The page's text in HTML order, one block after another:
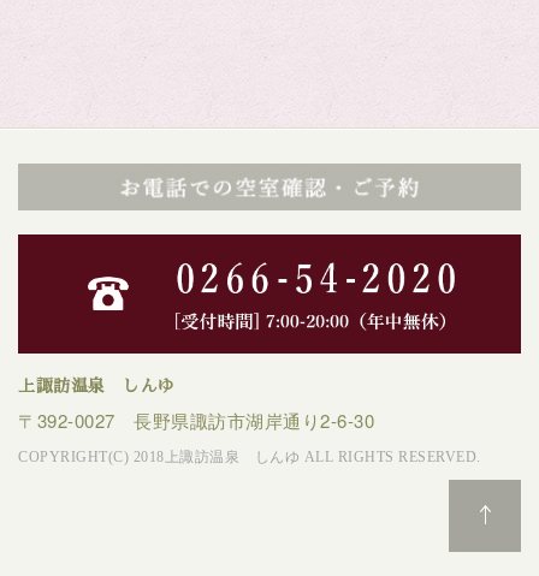
上諏訪温泉 しんゆ
〒392-0027 長野県諏訪市湖岸通り2-6-30
COPYRIGHT(C) 2018上諏訪温泉 しんゆ ALL RIGHTS RESERVED.